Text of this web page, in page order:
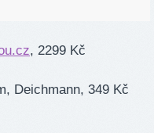
, 2299 Kč
Deichmann, 349 Kč